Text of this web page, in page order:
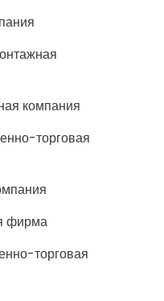
компания
торговая
фирма
торговая